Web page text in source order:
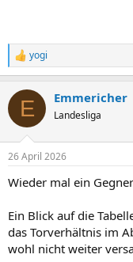
R
e
k
i
e
:
yogi
E Emmericher
Landesliga
26 April 2026
Wieder mal ein
Ein Blick auf die
das Torverhältnis im
wohl nicht weiter